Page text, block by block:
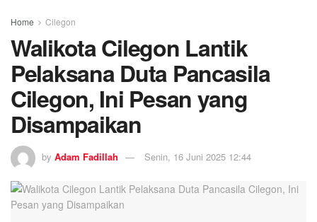
Home Cilegon
Walikota Cilegon Lantik
Pelaksana Duta Pancasila
Cilegon, Ini Pesan yang
Disampaikan
by Adam Fadillah Senin, 16 Juni 2025 12:44